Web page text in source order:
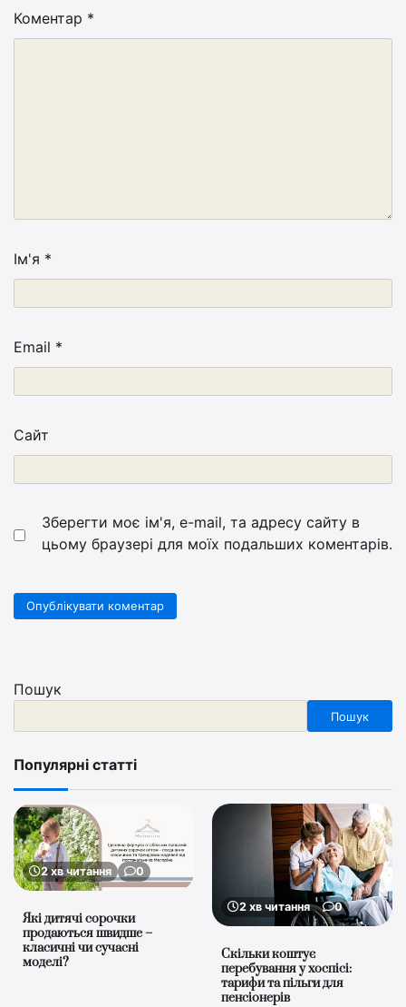
Коментар *
Ім'я *
Email *
Сайт
Зберегти моє ім'я, e-mail, та адресу сайту в
цьому браузері для моїх подальших коментарів.
Пошук
Пошук
Популярні статті
2 хв читання 0
Які дитячі сорочки
продаються швидше –
класичні чи сучасні
моделі?
2 хв читання 0
Скільки коштує
перебування у хоспісі:
тарифи та пільги для
пенсіонерів